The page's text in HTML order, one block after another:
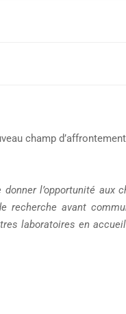
champ
l’opportunité
recherche avant
laboratoires en